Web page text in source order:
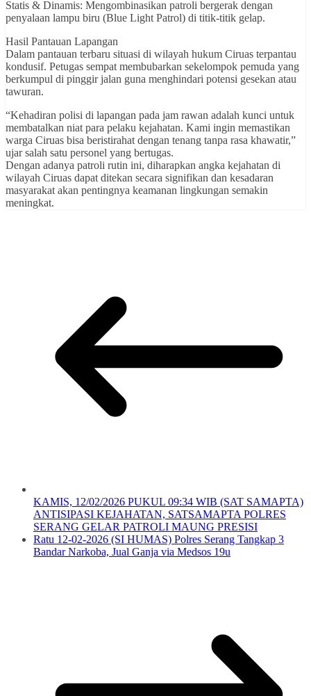
Statis & Dinamis: Mengombinasikan patroli bergerak dengan
penyalaan lampu biru (Blue Light Patrol) di titik-titik gelap.
Hasil Pantauan Lapangan
Dalam pantauan terbaru situasi di wilayah hukum Ciruas terpantau
kondusif. Petugas sempat membubarkan sekelompok pemuda yang
berkumpul di pinggir jalan guna menghindari potensi gesekan atau
tawuran.
“Kehadiran polisi di lapangan pada jam rawan adalah kunci untuk
membatalkan niat para pelaku kejahatan. Kami ingin memastikan
warga Ciruas bisa beristirahat dengan tenang tanpa rasa khawatir,”
ujar salah satu personel yang bertugas.
Dengan adanya patroli rutin ini, diharapkan angka kejahatan di
wilayah Ciruas dapat ditekan secara signifikan dan kesadaran
masyarakat akan pentingnya keamanan lingkungan semakin
meningkat.
KAMIS, 12/02/2026 PUKUL 09:34 WIB (SAT SAMAPTA)
ANTISIPASI KEJAHATAN, SATSAMAPTA POLRES
SERANG GELAR PATROLI MAUNG PRESISI
Ratu 12-02-2026 (SI HUMAS) Polres Serang Tangkap 3
Bandar Narkoba, Jual Ganja via Medsos 19u